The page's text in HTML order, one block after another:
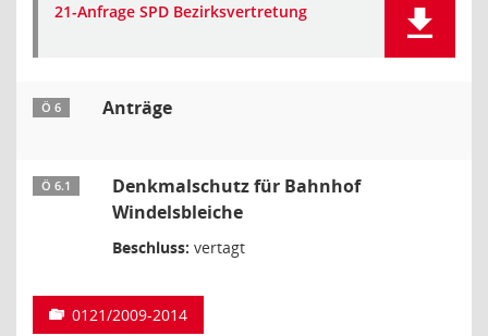
21-Anfrage SPD Bezirksvertretung
Ö 6 Anträge
Ö 6.1
Denkmalschutz für Bahnhof
Windelsbleiche
Beschluss: vertagt
0121/2009-2014